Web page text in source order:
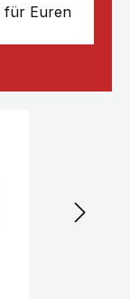
für Euren